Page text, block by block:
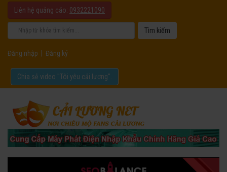
Liên hệ quảng cáo: 0932221090
Đăng nhập Đăng ký
Chia sẻ video "Tôi yêu cải lương".